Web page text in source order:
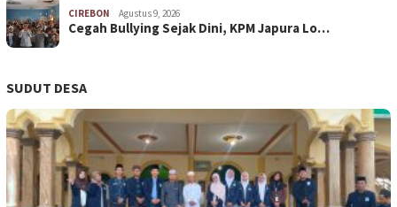
CIREBON Agustus 9, 2026
Cegah Bullying Sejak Dini, KPM Japura Lo…
SUDUT DESA